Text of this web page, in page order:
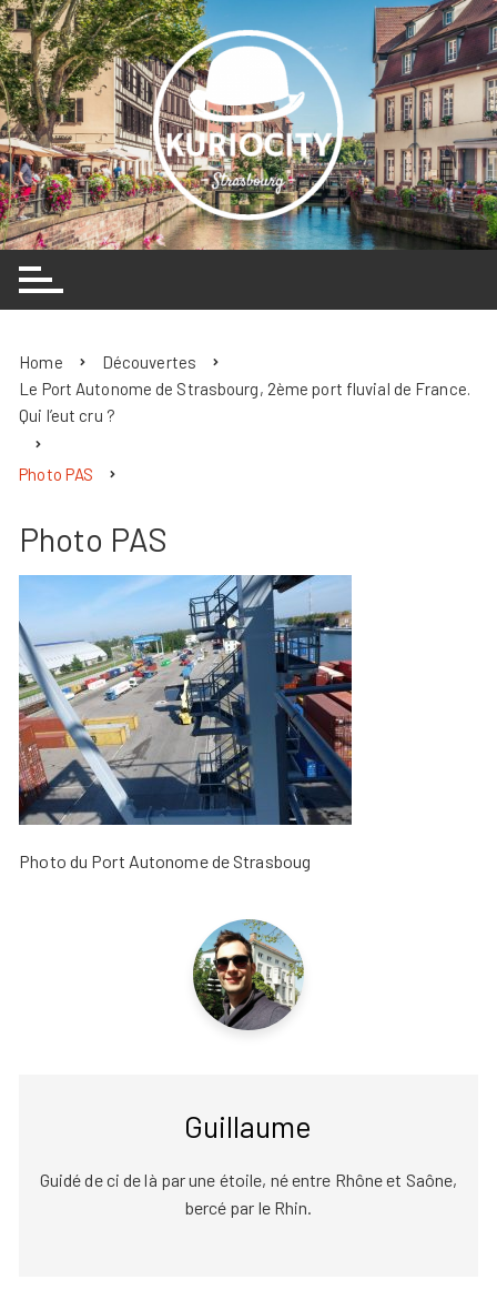
Skip
to
content
Home
Découvertes
Le Port Autonome de Strasbourg, 2ème port fluvial de France.
Qui l’eut cru ?
Photo PAS
Photo PAS
Photo du Port Autonome de Strasboug
Guillaume
Guidé de ci de là par une étoile, né entre Rhône et Saône,
bercé par le Rhin.